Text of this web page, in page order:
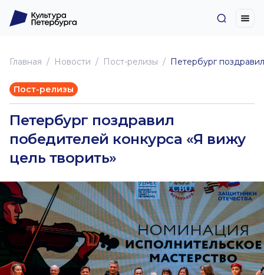
Главная Новоcти Пост-релизы Петербург
Пост-релизы
Петербург поздравил
победителей конкурса «Я вижу
цель творить»